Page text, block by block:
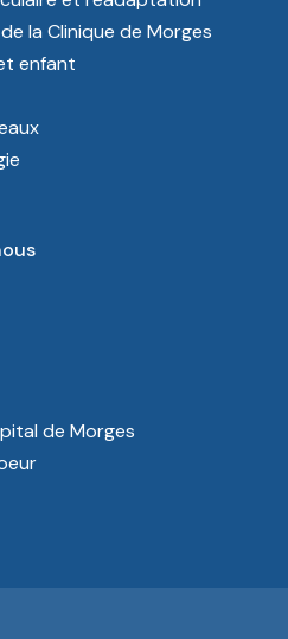
la Clinique de Morges
enfant
de Morges